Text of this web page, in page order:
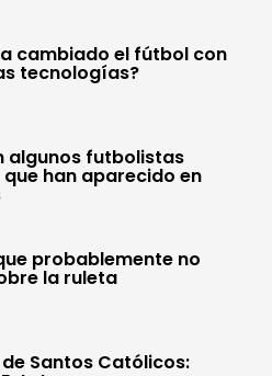
cambiado el fútbol con
tecnologías?
algunos futbolistas
han aparecido en
probablemente no
la ruleta
Santos Católicos: